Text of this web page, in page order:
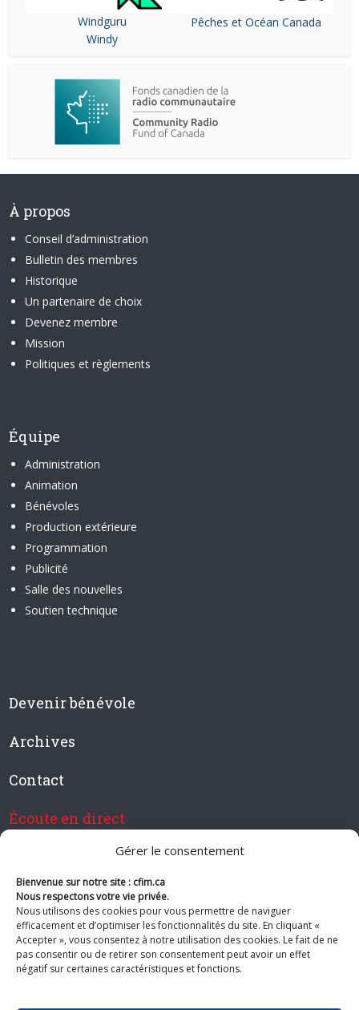
Gérer le consentement
Bienvenue sur notre site : cfim.ca
Nous respectons votre vie privée.
Nous utilisons des cookies pour vous permettre de naviguer
efficacement et d’optimiser les fonctionnalités du site. En cliquant «
Accepter », vous consentez à notre utilisation des cookies. Le fait de ne
pas consentir ou de retirer son consentement peut avoir un effet
négatif sur certaines caractéristiques et fonctions.
Windguru
Windy
Pêches et Océan Canada
À propos
Conseil d’administration
Bulletin des membres
Historique
Un partenaire de choix
Devenez membre
Mission
Politiques et règlements
Équipe
Administration
Animation
Bénévoles
Production extérieure
Programmation
Publicité
Salle des nouvelles
Soutien technique
Devenir bénévole
Archives
Contact
Écoute en direct
Devenir membre de CFIM
Suivez-nous